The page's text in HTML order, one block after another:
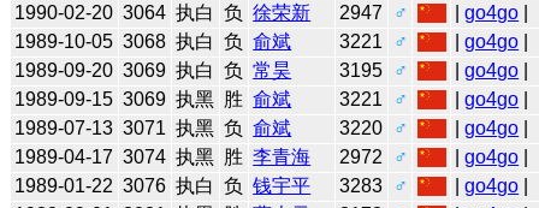
1990-02-20 3064 执白 负 徐荣新 2947 ♂ |go4go
1989-10-05 3068 执白 负 俞斌 3221 ♂ |go4go
1989-09-20 3069 执白 负 常昊 3195 ♂ |go4go
1989-09-15 3069 执黑 胜 俞斌 3221 ♂ |go4go
1989-07-13 3071 执黑 负 俞斌 3220 ♂ |go4go
1989-04-17 3074 执黑 胜 李青海 2972 ♂ |go4go
1989-01-22 3076 执白 负 钱宇平 3283 ♂ |go4go